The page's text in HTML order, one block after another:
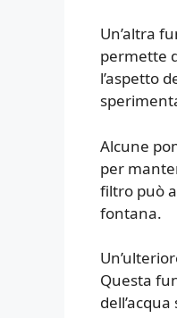
Un’altra
permette
l’aspetto
Alcune
per
filtro può
fontana.
Questa